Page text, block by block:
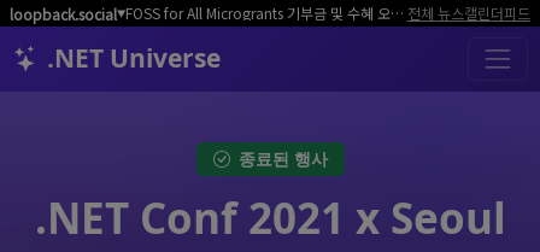
loopback.social▼ FOSS for All Microgrants 기부금 및 수혜 오픈소스 프로젝트/커뮤니티 모집 전체 뉴스캘린더피드
.NET Universe
종료된 행사
.NET Conf 2021 x Seoul